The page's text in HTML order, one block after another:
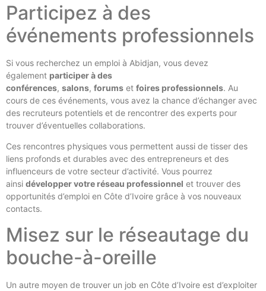
Participez à des
événements professionnels
Si vous recherchez un emploi à Abidjan, vous devez
également participer à des
conférences, salons, forums et foires professionnels. Au
cours de ces événements, vous avez la chance d’échanger avec
des recruteurs potentiels et de rencontrer des experts pour
trouver d’éventuelles collaborations.
Ces rencontres physiques vous permettent aussi de tisser des
liens profonds et durables avec des entrepreneurs et des
influenceurs de votre secteur d’activité. Vous pourrez
ainsi développer votre réseau professionnel et trouver des
opportunités d’emploi en Côte d’Ivoire grâce à vos nouveaux
contacts.
Misez sur le réseautage du
bouche-à-oreille
Un autre moyen de trouver un job en Côte d’Ivoire est d’exploiter